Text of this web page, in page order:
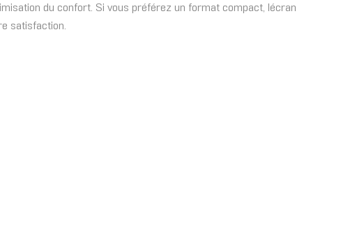
du confort. Si vous préférez un format compact, lécran
satisfaction.